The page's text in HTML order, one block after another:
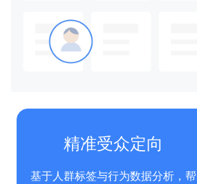
精准受众定向
基于人群标签与行为数据分析，帮